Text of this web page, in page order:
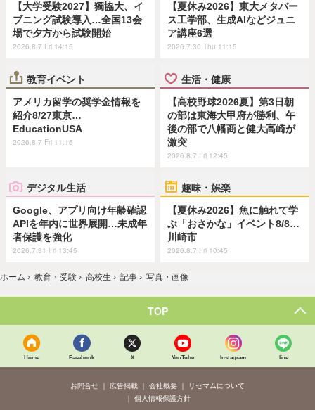
【大学受験2027】獨協大、イ
ブニング試験導入…全国13会
場で夕方から試験開始
2026.8.7 Fri 14:15
【夏休み2026】東大メタバー
ス工学部、生成AIなどジュニ
ア講座6選
2026.7.30 Thu 11:15
教育イベント
アメリカ留学の奨学金情報を
紹介8/27東京…
EducationUSA
2026.8.7 Fri 11:15
生活・健康
【高校野球2026夏】第3日朝
の部は東海大甲府が勝利、午
後の部で八幡商と健大高崎が
激突
2026.8.7 Fri 12:45
デジタル生活
Google、アプリ向け年齢確認
APIを年内に世界展開…未成年
者保護を強化
2026.7.31 Fri 13:45
趣味・娯楽
【夏休み2026】魚に触れて学
ぶ「おさかな」イベント8/8…
川崎市
2026.8.7 Fri 10:45
ホーム › 教育・受験 › 高校生 › 記事 › 写真・画像
TOP
Home Facebook X YouTube Instagram line
お問合せ 広告掲載 会社概要
リセマムについて
個人情報保護方針